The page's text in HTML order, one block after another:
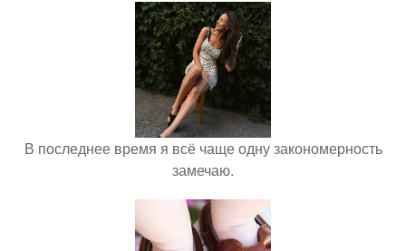
В последнее время я всё чаще одну закономерность
замечаю.